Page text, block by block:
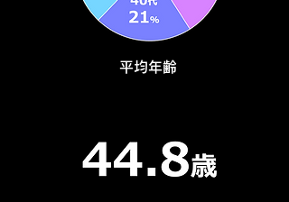
平均年齢